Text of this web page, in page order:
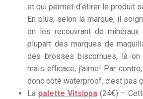
et qui permet d’étirer le produit
En plus, selon la marque, il
en les recouvrant de
plupart des marques de
des brosses biscornues, là
mais efficace, j’aime! Par
donc côté waterproof, c’est pas
La palette Vitsippa (24€) –